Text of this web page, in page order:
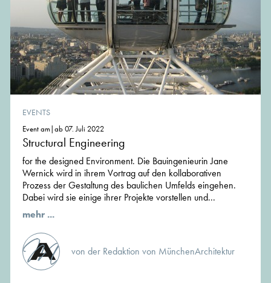
EVENTS
Event am|ab 07. Juli 2022
Structural Engineering
for the designed Environment. Die Bauingenieurin Jane
Wernick wird in ihrem Vortrag auf den kollaborativen
Prozess der Gestaltung des baulichen Umfelds eingehen.
Dabei wird sie einige ihrer Projekte vorstellen und...
mehr ...
von der Redaktion von MünchenArchitektur